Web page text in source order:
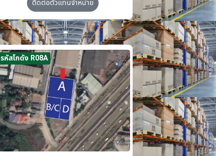
ติดต่อตัวแทนจำหน่าย
รหัสโกดัง R08A